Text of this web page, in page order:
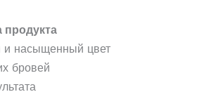
и насыщенный цвет
бровей